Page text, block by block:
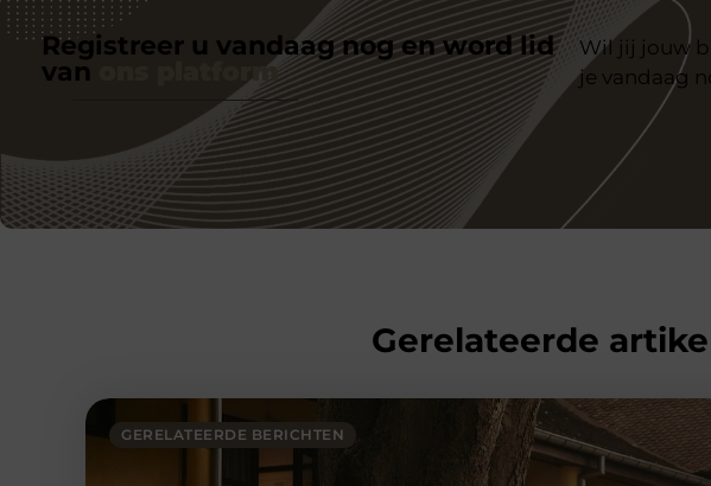
Registreer u vandaag nog en word lid
van
ons platform
Wil jij jouw
je vandaag
Gerelateerde
GERELATEERDE BERICHTEN